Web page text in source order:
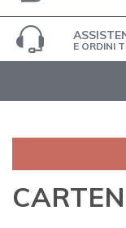
E ORDINI